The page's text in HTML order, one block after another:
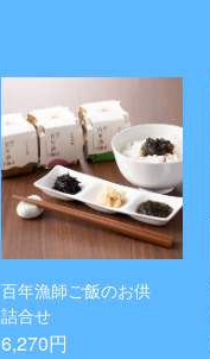
百年漁師ご飯のお供
詰合せ
6,270円